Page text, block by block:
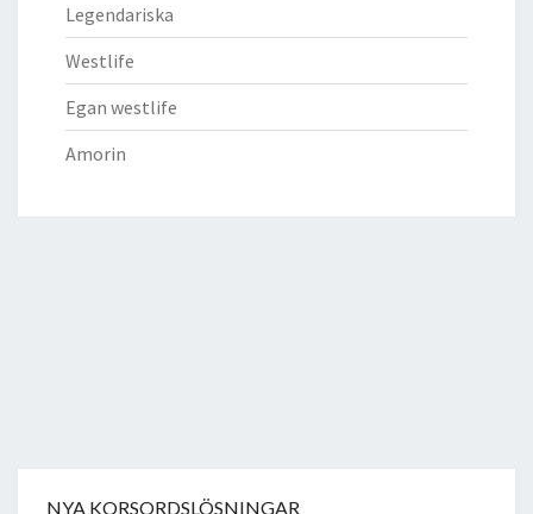
Legendariska
Westlife
Egan westlife
Amorin
NYA KORSORDSLÖSNINGAR